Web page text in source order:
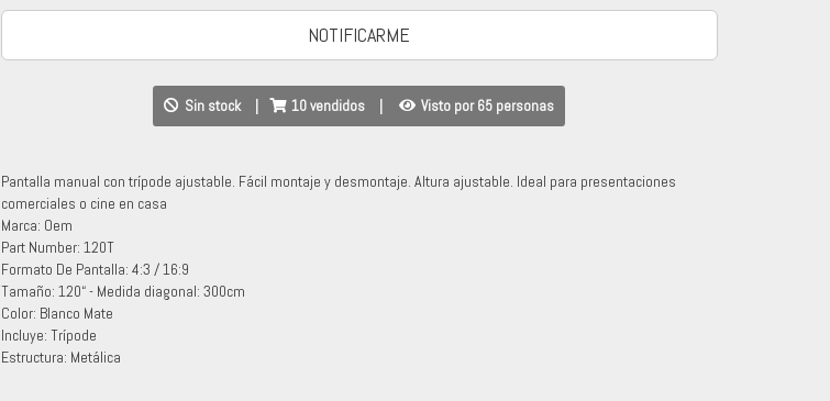
NOTIFICARME
Sin stock 10 vendidos Visto por 65 personas
Pantalla manual con trípode ajustable. Fácil montaje y desmontaje. Altura ajustable. Ideal para presentaciones
comerciales o cine en casa
Marca: Oem
Part Number: 120T
Formato De Pantalla: 4:3 / 16:9
Tamaño: 120“ - Medida diagonal: 300cm
Color: Blanco Mate
Incluye: Trípode
Estructura: Metálica